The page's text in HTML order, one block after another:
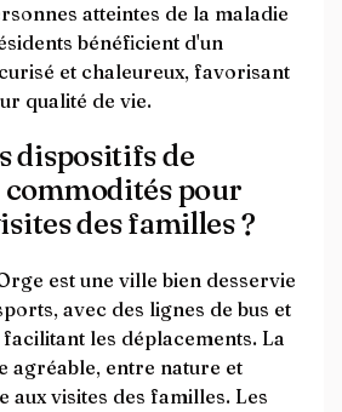
atteintes de la maladie
bénéficient d'un
et chaleureux, favorisant
qualité de vie.
dispositifs de
pour
des familles ?
est une ville bien desservie
avec des lignes de bus et
les déplacements. La
agréable, entre nature et
aux visites des familles. Les